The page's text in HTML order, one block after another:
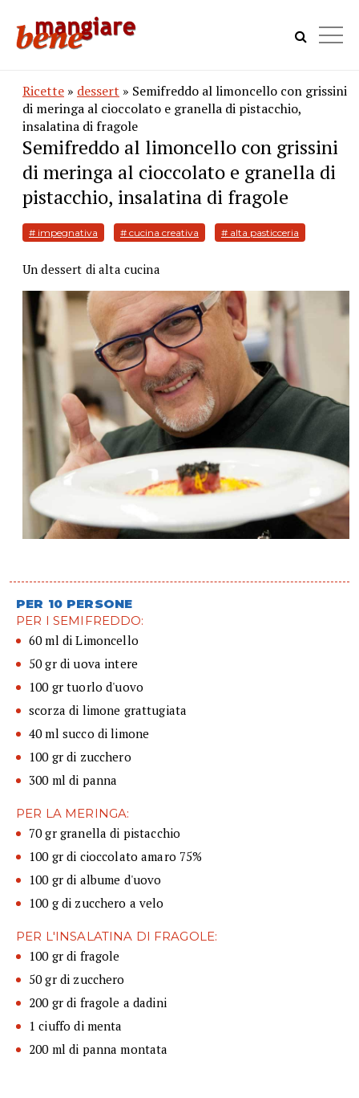
Ricette » dessert » Semifreddo al limoncello con grissini
di meringa al cioccolato e granella di pistacchio,
insalatina di fragole
Semifreddo al limoncello con grissini
di meringa al cioccolato e granella di
pistacchio, insalatina di fragole
# impegnativa # cucina creativa # alta pasticceria
Un dessert di alta cucina
PER 10 PERSONE
PER I SEMIFREDDO:
60 ml di Limoncello
50 gr di uova intere
100 gr tuorlo d'uovo
scorza di limone grattugiata
40 ml succo di limone
100 gr di zucchero
300 ml di panna
PER LA MERINGA:
70 gr granella di pistacchio
100 gr di cioccolato amaro 75%
100 gr di albume d'uovo
100 g di zucchero a velo
PER L'INSALATINA DI FRAGOLE:
100 gr di fragole
50 gr di zucchero
200 gr di fragole a dadini
1 ciuffo di menta
200 ml di panna montata